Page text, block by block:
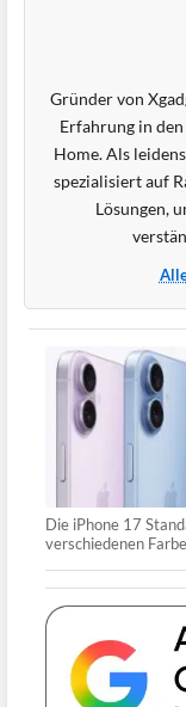
Gründer von
Erfahrung in
Home. Als
spezialisiert auf
Lösungen,
Die iPhone 17
verschiedenen